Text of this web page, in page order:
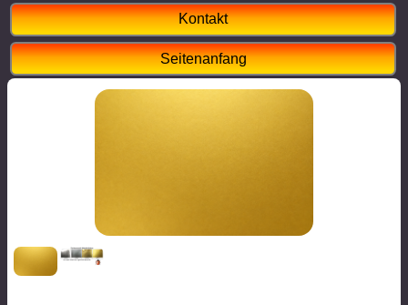
Kontakt
Seitenanfang